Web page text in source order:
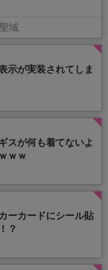
域
示が実装されてしま
スが何も着てないよ
ｗｗ
ーカードにシール貼
？